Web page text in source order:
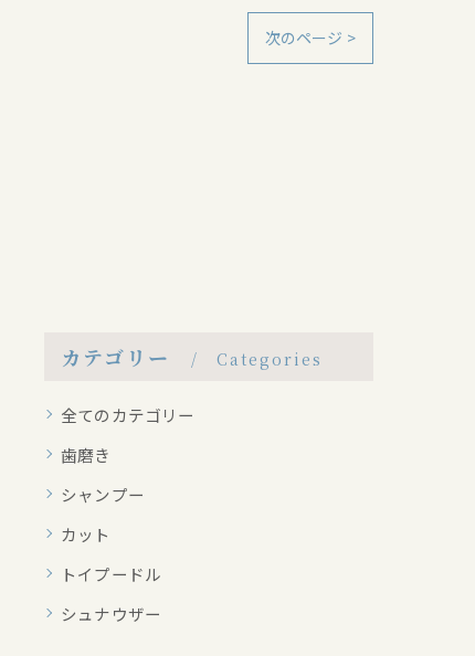
次のページ >
カテゴリー Categories
全てのカテゴリー
歯磨き
シャンプー
カット
トイプードル
シュナウザー